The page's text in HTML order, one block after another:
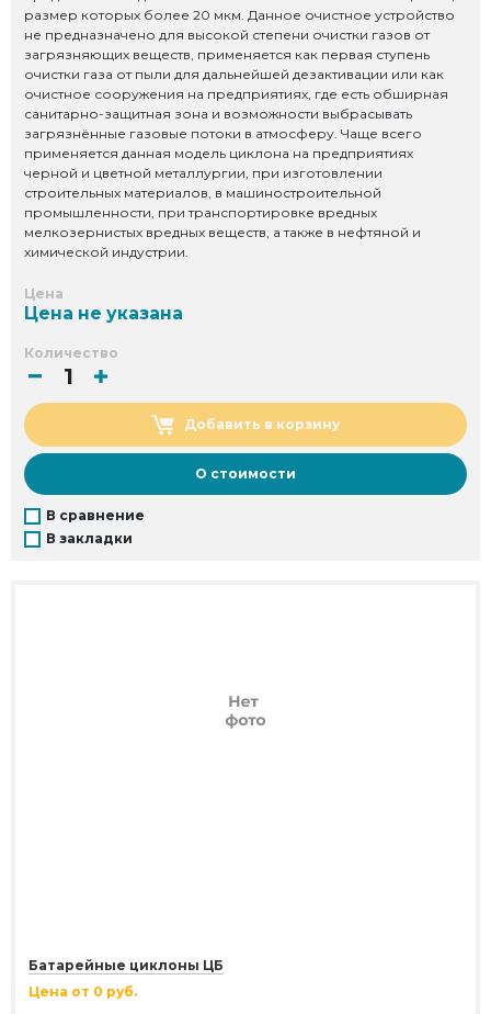
размер которых более 20 мкм. Данное очистное устройство
не предназначено для высокой степени очистки газов от
загрязняющих веществ, применяется как первая ступень
очистки газа от пыли для дальнейшей дезактивации или как
очистное сооружения на предприятиях, где есть обширная
санитарно-защитная зона и возможности выбрасывать
загрязнённые газовые потоки в атмосферу. Чаще всего
применяется данная модель циклона на предприятиях
черной и цветной металлургии, при изготовлении
строительных материалов, в машиностроительной
промышленности, при транспортировке вредных
мелкозернистых вредных веществ, а также в нефтяной и
химической индустрии.
Цена
Цена не указана
Количество
Добавить в корзину
О стоимости
В сравнение
В закладки
Батарейные циклоны ЦБ
Цена от 0 руб.